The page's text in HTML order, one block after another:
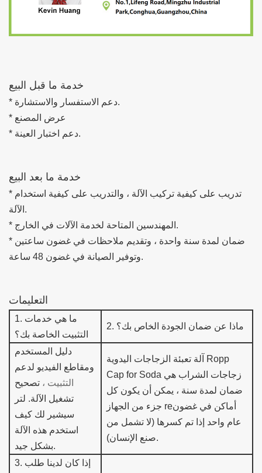
خدمة ما قبل البيع
* دعم الاستفسار والاستشارة.
* عرض المصنع
* دعم اختبار العينة.
خدمة ما بعد البيع
* تدريب على كيفية تركيب الآلة ، والتدريب على كيفية استخدام
الآلة.
* المهندسين المتاحة لخدمة الآلات في الخارج.
* ضمان لمدة سنة واحدة ، وتقديم ملاحظات في غضون ساعتين
وتوفير الصيانة في غضون 48 ساعة.
التعليمات
1. ما هي خدمات
التثبيت الخاصة بك؟
2. ماذا عن ضمان الجودة الخاص بك؟
دليل المستخدم
ومقاطع الفيديو لدعم
التثبيت ، تصحيح
تشغيل الآلة. لتر
سيشير لك كيف
استخدم هذه الآلة
بشكل جيد.
آلة تعبئة الزجاجات اليدوية Ropp
Cap for Soda زجاجات الشراب هي
ضمان لمدة سنة ، يمكن أن يكون كل
جزء من الجهاز reأماكن في غضون
عام واحد إذا تم كسرها (لا تشمل من
صنع الإنسان).
3. إذا كان لدينا طلب